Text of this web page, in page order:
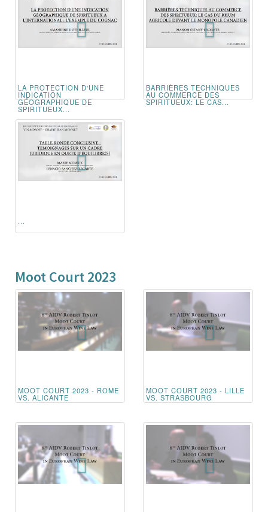
LA PROTECTION D'UNE
INDICATION
GÉOGRAPHIQUE DE
SPIRITUEUX...
BARRIÈRES TECHNIQUES
AU COMMERCE DES
SPIRITUEUX: LE CAS...
...
Moot Court 2023
MOOT COURT 2023 - ROME
VS. ALICANTE
MOOT COURT 2023 - LILLE
VS. STRASBOURG